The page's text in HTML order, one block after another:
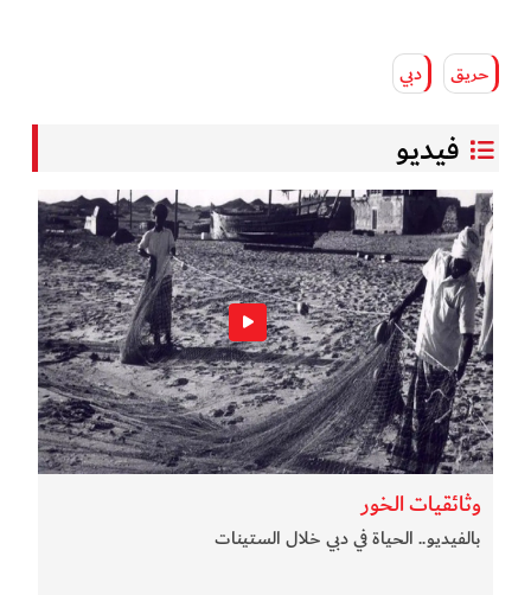
حريق دبي
فيديو
وثائقيات الخور
بالفيديو.. الحياة في دبي خلال الستينات